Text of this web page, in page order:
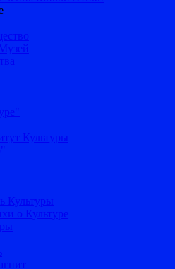
Культуры
Культуры
о Культуре